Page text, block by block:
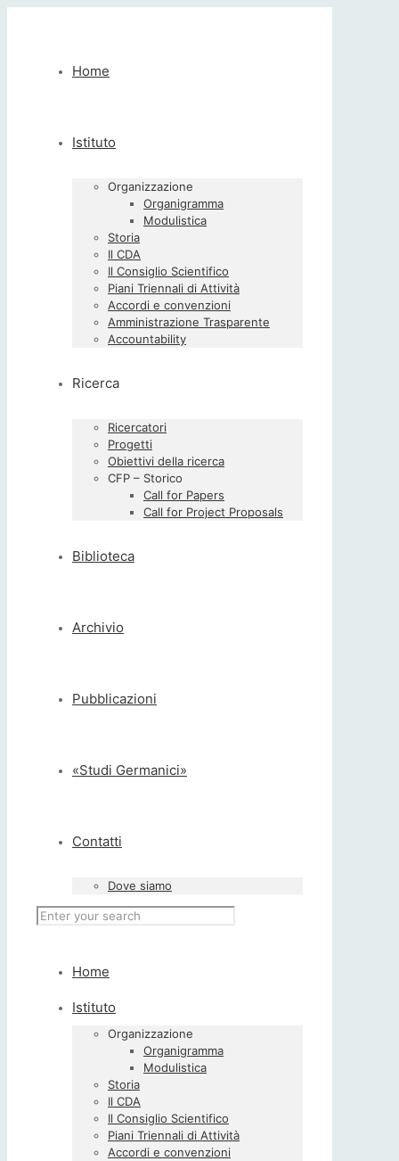
Home
Istituto
Organizzazione
Organigramma
Modulistica
Storia
Il CDA
Il Consiglio Scientifico
Piani Triennali di Attività
Accordi e convenzioni
Amministrazione Trasparente
Accountability
Ricerca
Ricercatori
Progetti
Obiettivi della ricerca
CFP – Storico
Call for Papers
Call for Project Proposals
Biblioteca
Archivio
Pubblicazioni
«Studi Germanici»
Contatti
Dove siamo
Home
Istituto
Organizzazione
Organigramma
Modulistica
Storia
Il CDA
Il Consiglio Scientifico
Piani Triennali di Attività
Accordi e convenzioni